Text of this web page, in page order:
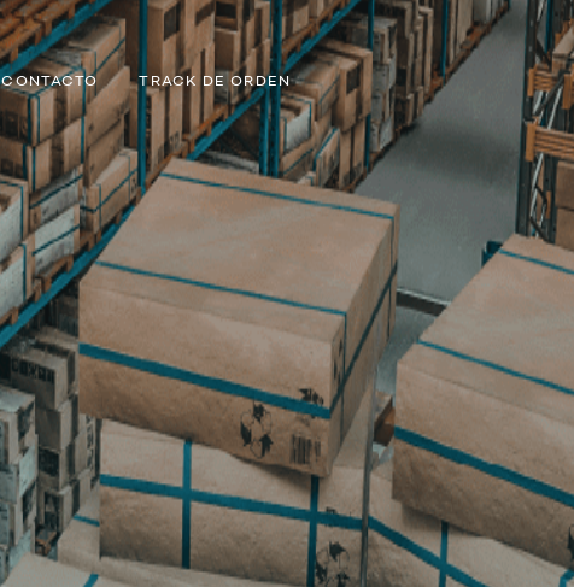
CONTACTO TRACK DE ORDEN